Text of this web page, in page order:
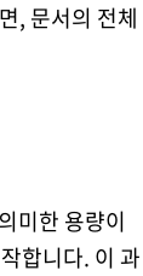
, 문서의 전체
미한 용량이
합니다. 이 과